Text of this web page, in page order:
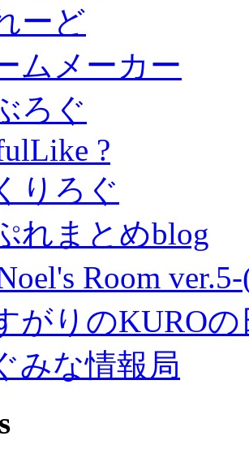
ーど
ムメーカー
ろぐ
?
りろぐ
れまとめblog
Room
がりのKURO
みな情報局